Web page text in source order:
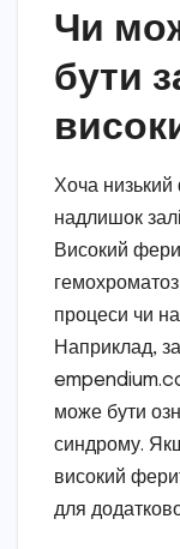
Чи
бути
Хоча
надлишок
Високий
процеси чи
Наприклад,
може бути
синдрому.
високий
для